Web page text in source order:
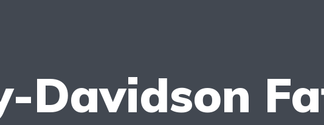
Davidson